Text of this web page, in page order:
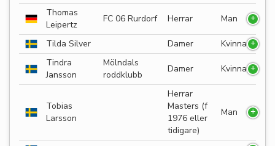
Thomas
Leipertz
FC 06 Rurdorf Herrar Man
Tilda Silver Damer
Kvinna
Tindra
Jansson
Mölndals
roddklubb
Damer Kvinna
Tobias
Larsson
Herrar
Masters (f
1976 eller
tidigare)
Man